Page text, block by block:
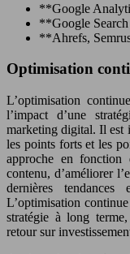
**Google
**Google
**Ahrefs,
Optimisation
L’optimisation
l’impact d’une
marketing digital. Il est
les points forts et les
approche en fonction
contenu, d’améliorer
dernières
L’optimisation
stratégie à long
retour sur